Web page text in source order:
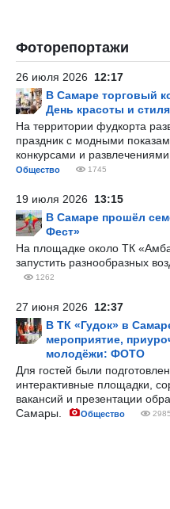
Фоторепортажи
26 июля 2026 12:17
В Самаре торговый
День красоты и
На территории фудкорта
праздник с модными
конкурсами и
Общество 1745
19 июля 2026 13:15
В Самаре прошёл
Фест»
На площадке около ТК
запустить разнообразных
1262
27 июня 2026 12:37
В ТК «Гудок» в
мероприятие,
молодёжи: ФОТО
Для гостей были
интерактивные площадки,
вакансий и презентации
Самары.
Общество 2985